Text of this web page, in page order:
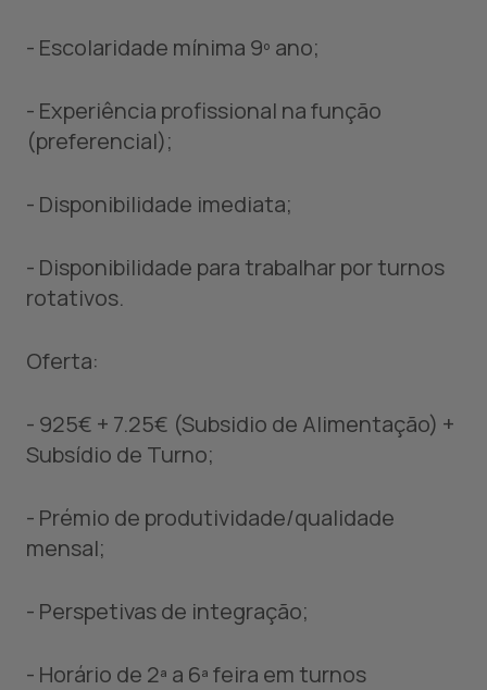
- Escolaridade mínima 9º ano;
- Experiência profissional na função
(preferencial);
- Disponibilidade imediata;
- Disponibilidade para trabalhar por turnos
rotativos.
Oferta:
- 925€ + 7.25€ (Subsidio de Alimentação) +
Subsídio de Turno;
- Prémio de produtividade/qualidade
mensal;
- Perspetivas de integração;
- Horário de 2ª a 6ª feira em turnos